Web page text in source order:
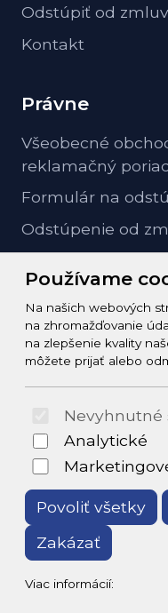
Používame
Na našich webových
na zhromažďovanie
na zlepšenie kvality
môžete prijať alebo
Nevyhnutné
Analytické
Povoliť všetky
Zakázať
Viac informácií:
Odstúpiť od
Kontakt
Právne
Všeobecné
reklamačný
Formulár na
Odstúpenie od
Kontakt
+421456812908
© 2026 Arrabella
Hosting: